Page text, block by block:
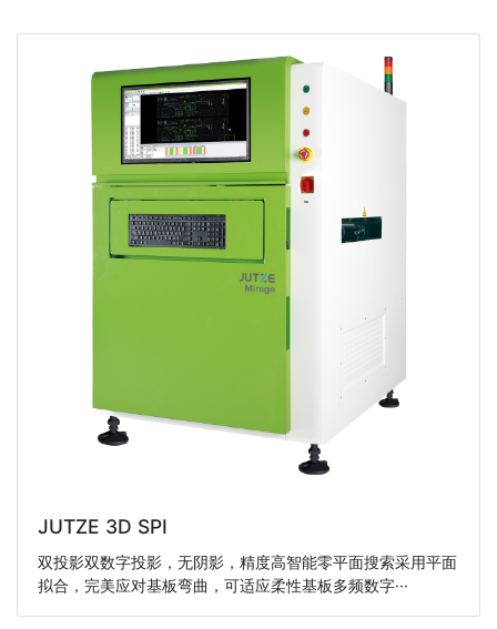
JUTZE 3D SPI
双投影双数字投影，无阴影，精度高智能零平面搜索采用平面
拟合，完美应对基板弯曲，可适应柔性基板多频数字···